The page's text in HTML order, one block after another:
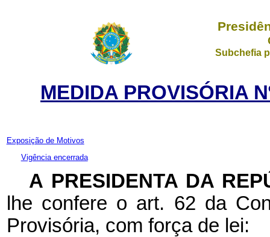
Subchefia
MEDIDA PROVISÓRIA
Exposição de Motivos
Vigência encerrada
A PRESIDENTA DA
lhe confere o art. 62 da
Provisória, com força de lei: